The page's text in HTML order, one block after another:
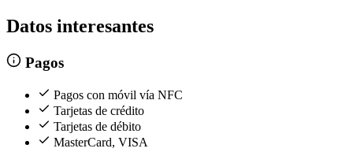
Datos interesantes
Pagos
Pagos con móvil vía NFC
Tarjetas de crédito
Tarjetas de débito
MasterCard, VISA